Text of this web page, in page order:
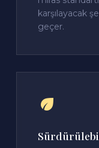
karşılayacak
geçer.
eco